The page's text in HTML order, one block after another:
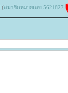
(สมาชิกหมายเลข 5621827